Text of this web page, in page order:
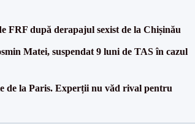
FRF după derapajul sexist de la Chișinău
Matei, suspendat 9 luni de TAS în cazul
de la Paris. Experții nu văd rival pentru